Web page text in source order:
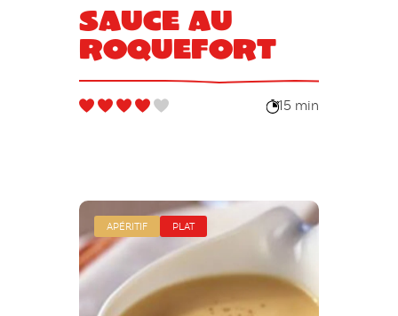
Sauce au
roquefort
15 min
APÉRITIF PLAT